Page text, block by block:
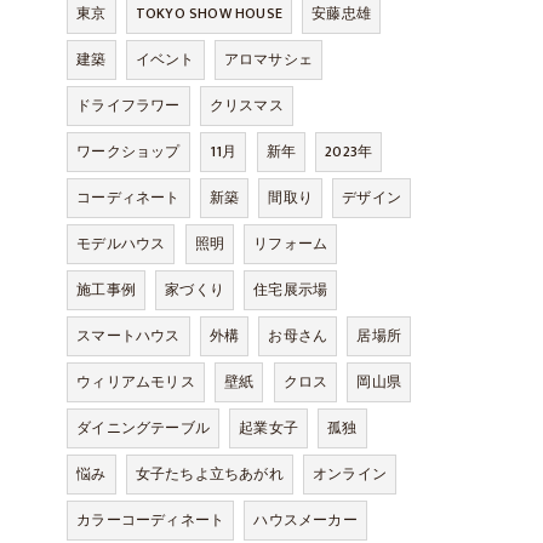
東京 TOKYO SHOW HOUSE
安藤忠雄
建築
イベント
アロマサシェ
ドライフラワー
クリスマス
ワークショップ
11月 新年
2023年
コーディネート
新築 間取り
デザイン
モデルハウス
照明
リフォーム
施工事例
家づくり
住宅展示場
スマートハウス
外構 お母さん
居場所
ウィリアムモリス
壁紙 クロス
岡山県
ダイニングテーブル
起業女子
孤独
悩み
女子たちよ立ちあがれ
オンライン
カラーコーディネート
ハウスメーカー